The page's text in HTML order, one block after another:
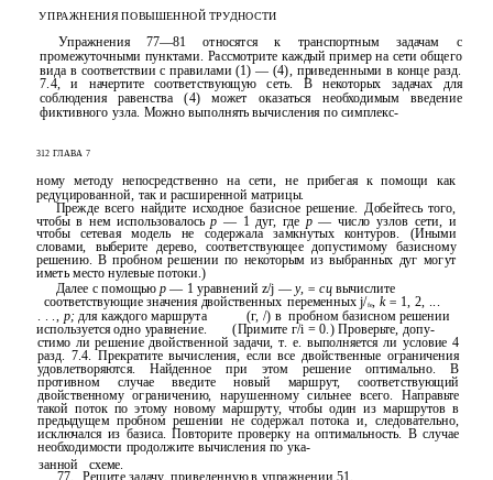
УПРАЖНЕНИЯ ПОВЫШЕННОЙ ТРУДНОСТИ
Упражнения 77—81 относятся к транспортным задачам с
промежуточными пунктами. Рассмотрите каждый пример на сети общего
вида в соответствии с правилами (1) — (4), приведенными в конце разд.
7.4, и начертите соответствующую сеть. В некоторых задачах для
соблюдения равенства (4) может оказаться необходимым введение
фиктивного узла. Можно выполнять вычисления по симплекс-
312 ГЛАВА 7
ному методу непосредственно на сети, не прибегая к помощи как
редуцированной, так и расширенной матрицы.
Прежде всего найдите исходное базисное решение. Добейтесь того,
чтобы в нем использовалосьр— 1 дуг, где р— число узлов сети, и
чтобы сетевая модель не содержала замкнутых контуров. (Иными
словами, выберите дерево, соответствующее допустимому базисному
решению. В пробном решении по некоторым из выбранных дуг могут
иметь место нулевые потоки.)
Далее с помощьюр— 1 уравнений z/j —у, = сц вычислите
соответствующие значения двойственных переменных j/fe, k = 1, 2, ...
. . ., р;для каждого маршрута (г, /) в пробном базисном решении
используется одно уравнение.
(Примите г/i = 0.) Проверьте, допу-
стимо ли решение двойственной задачи, т. е. выполняется ли условие 4
разд. 7.4. Прекратите вычисления, если все двойственные ограничения
удовлетворяются. Найденное при этом решение оптимально. В
противном случае введите новый маршрут, соответствующий
двойственному ограничению, нарушенному сильнее всего. Направьте
такой поток по этому новому маршруту, чтобы один из маршрутов в
предыдущем пробном решении не содержал потока и, следовательно,
исключался из базиса. Повторите проверку на оптимальность. В случае
необходимости продолжите вычисления по ука-
занной
схеме.